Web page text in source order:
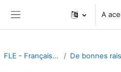
A
FLE - Français Langue Étrangère